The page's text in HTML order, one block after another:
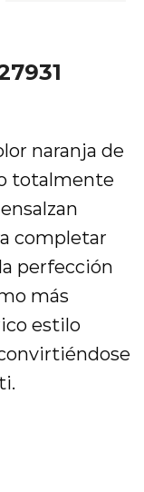
naranja de
totalmente
completar
perfección
más
estilo